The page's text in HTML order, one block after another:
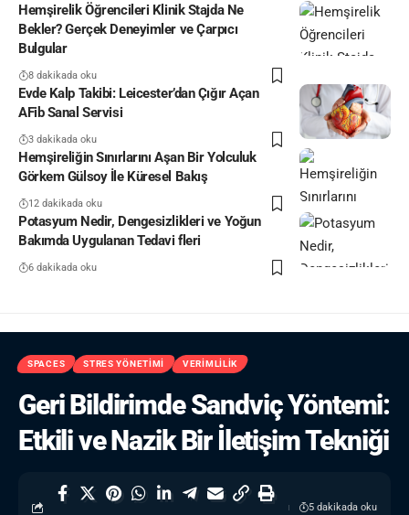
Hemşirelik Öğrencileri Klinik Stajda Ne
Bekler? Gerçek Deneyimler ve Çarpıcı
Bulgular
8 dakikada oku
Evde Kalp Takibi: Leicester’dan Çığır Açan
AFib Sanal Servisi
3 dakikada oku
Hemşireliğin Sınırlarını Aşan Bir Yolculuk
Görkem Gülsoy İle Küresel Bakış
12 dakikada oku
Potasyum Nedir, Dengesizlikleri ve Yoğun
Bakımda Uygulanan Tedavi fleri
6 dakikada oku
SPACES STRES YÖNETIMI VERIMLILIK
Geri Bildirimde Sandviç Yöntemi:
Etkili ve Nazik Bir İletişim Tekniği
5 dakikada oku